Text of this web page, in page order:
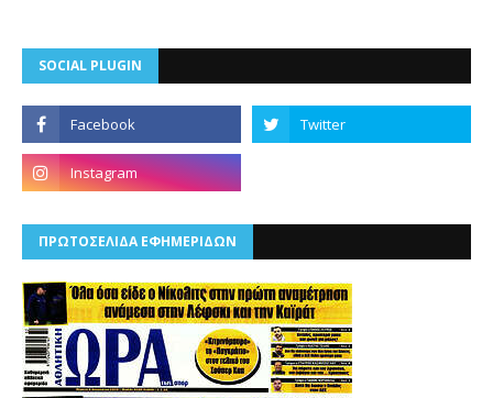
SOCIAL PLUGIN
ΠΡΩΤΟΣΕΛΙΔΑ ΕΦΗΜΕΡΙΔΩΝ